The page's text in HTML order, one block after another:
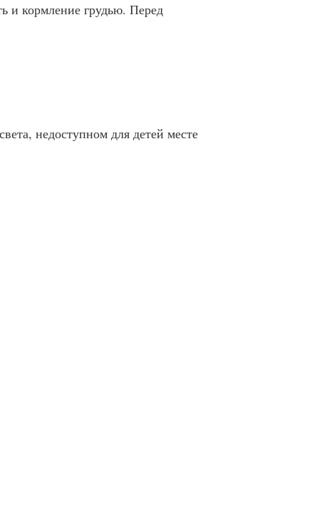
и кормление грудью. Перед
недоступном для детей месте